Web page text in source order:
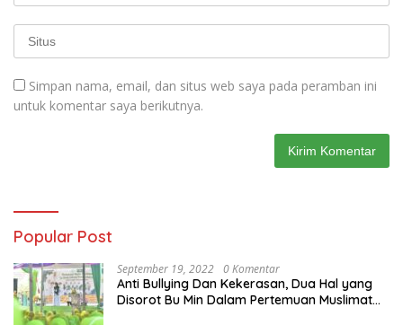
Simpan nama, email, dan situs web saya pada peramban ini
untuk komentar saya berikutnya.
Popular Post
September 19, 2022 0 Komentar
Anti Bullying Dan Kekerasan, Dua Hal yang
Disorot Bu Min Dalam Pertemuan Muslimat